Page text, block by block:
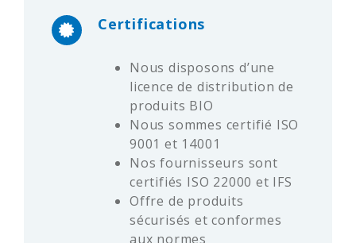
Certifications
Nous disposons d’une
licence de distribution de
produits BIO
Nous sommes certifié ISO
9001 et 14001
Nos fournisseurs sont
certifiés ISO 22000 et IFS
Offre de produits
sécurisés et conformes
aux normes